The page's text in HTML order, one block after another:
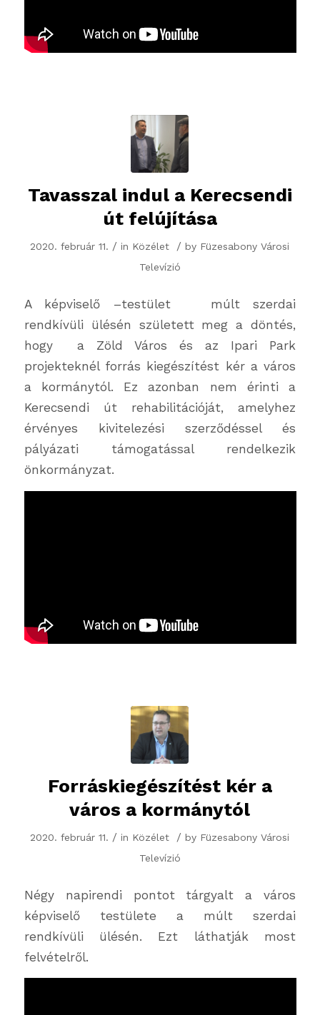
Tavasszal indul a Kerecsendi
út felújítása
2020. február 11. / in Közélet / by Füzesabony Városi
Televízió
A képviselő –testület múlt szerdai
rendkívüli ülésén született meg a döntés,
hogy a Zöld Város és az Ipari Park
projekteknél forrás kiegészítést kér a város
a kormánytól. Ez azonban nem érinti a
Kerecsendi út rehabilitációját, amelyhez
érvényes kivitelezési szerződéssel és
pályázati támogatással rendelkezik
önkormányzat.
Forráskiegészítést kér a
város a kormánytól
2020. február 11. / in Közélet / by Füzesabony Városi
Televízió
Négy napirendi pontot tárgyalt a város
képviselő testülete a múlt szerdai
rendkívüli ülésén. Ezt láthatják most
felvételről.